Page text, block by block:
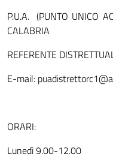
P.U.A. (PUNTO UNICO
CALABRIA
REFERENTE
E-mail:
ORARI:
Lunedì 9.00-12.00